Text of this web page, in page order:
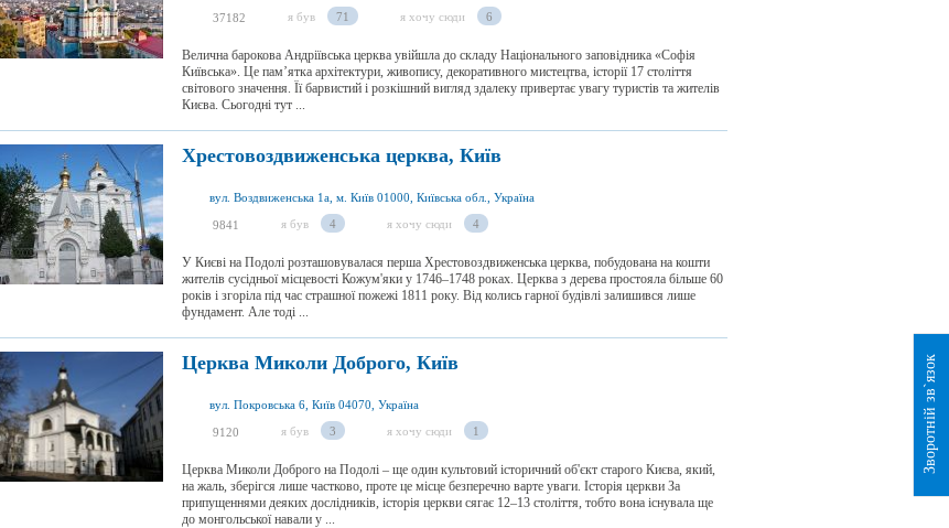
37182 я був 71 я хочу сюди 6
Велична барокова Андріївська церква увійшла до складу Національного заповідника «Софія
Київська». Це пам’ятка архітектури, живопису, декоративного мистецтва, історії 17 століття
світового значення. Її барвистий і розкішний вигляд здалеку привертає увагу туристів та жителів
Києва. Сьогодні тут ...
Хрестовоздвиженська церква, Київ
вул. Воздвиженська 1а, м. Київ 01000, Київська обл., Україна
9841 я був 4 я хочу сюди 4
У Києві на Подолі розташовувалася перша Хрестовоздвиженська церква, побудована на кошти
жителів сусідньої місцевості Кожум'яки у 1746–1748 роках. Церква з дерева простояла більше 60
років і згоріла під час страшної пожежі 1811 року. Від колись гарної будівлі залишився лише
фундамент. Але тоді ...
Церква Миколи Доброго, Київ
вул. Покровська 6, Київ 04070, Україна
9120 я був 3 я хочу сюди 1
Церква Миколи Доброго на Подолі – ще один культовий історичний об'єкт старого Києва, який,
на жаль, зберігся лише частково, проте це місце безперечно варте уваги. Історія церкви За
припущеннями деяких дослідників, історія церкви сягає 12–13 століття, тобто вона існувала ще
до монгольської навали у ...
Зворотній зв`язок